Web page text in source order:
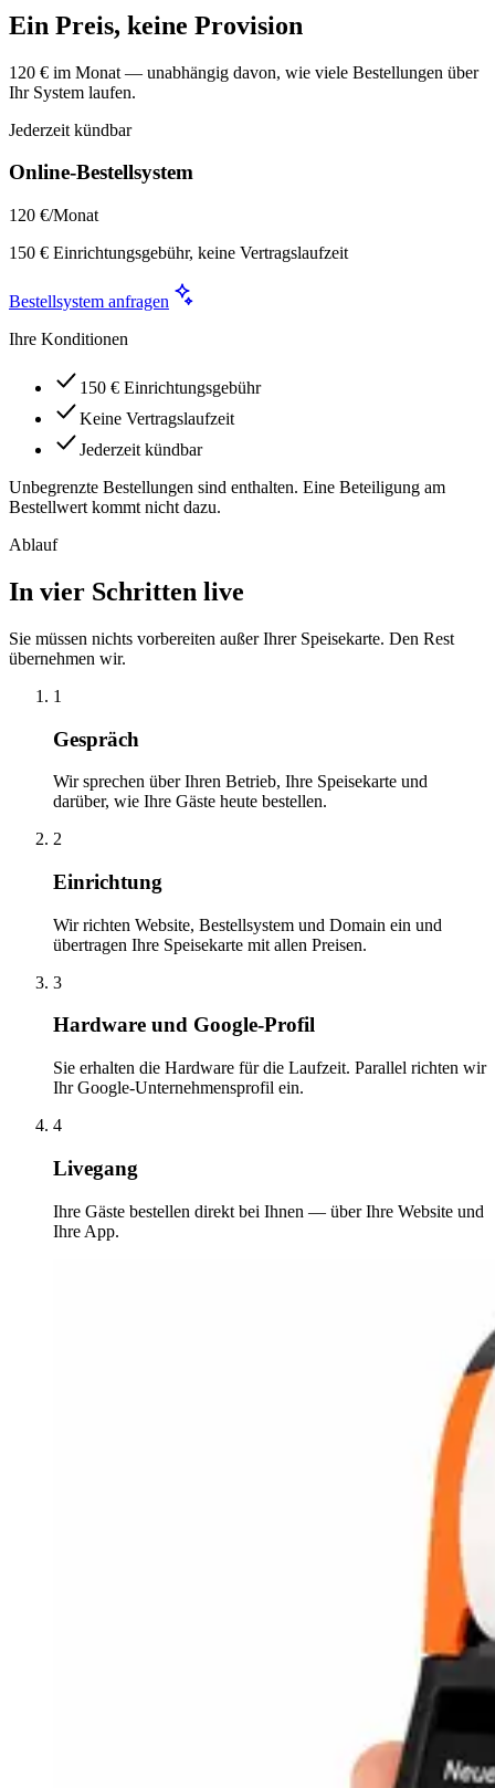
Ein Preis, keine Provision
120 € im Monat — unabhängig davon, wie viele Bestellungen über
Ihr System laufen.
Jederzeit kündbar
Online-Bestellsystem
120 €/Monat
150 € Einrichtungsgebühr, keine Vertragslaufzeit
Bestellsystem anfragen
Ihre Konditionen
150 € Einrichtungsgebühr
Keine Vertragslaufzeit
Jederzeit kündbar
Unbegrenzte Bestellungen sind enthalten. Eine Beteiligung am
Bestellwert kommt nicht dazu.
Ablauf
In vier Schritten live
Sie müssen nichts vorbereiten außer Ihrer Speisekarte. Den Rest
übernehmen wir.
1
Gespräch
Wir sprechen über Ihren Betrieb, Ihre Speisekarte und
darüber, wie Ihre Gäste heute bestellen.
2
Einrichtung
Wir richten Website, Bestellsystem und Domain ein und
übertragen Ihre Speisekarte mit allen Preisen.
3
Hardware und Google-Profil
Sie erhalten die Hardware für die Laufzeit. Parallel richten wir
Ihr Google-Unternehmensprofil ein.
4
Livegang
Ihre Gäste bestellen direkt bei Ihnen — über Ihre Website und
Ihre App.